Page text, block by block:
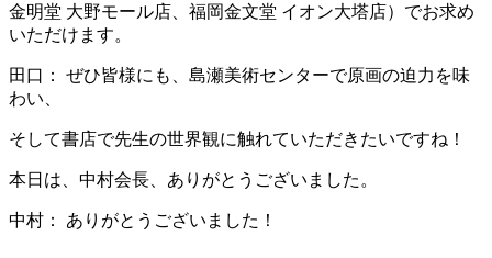
金明堂 大野モール店、福岡金文堂 イオン大塔店）でお求め
いただけます。
田口： ぜひ皆様にも、島瀬美術センターで原画の迫力を味
わい、
そして書店で先生の世界観に触れていただきたいですね！
本日は、中村会長、ありがとうございました。
中村： ありがとうございました！